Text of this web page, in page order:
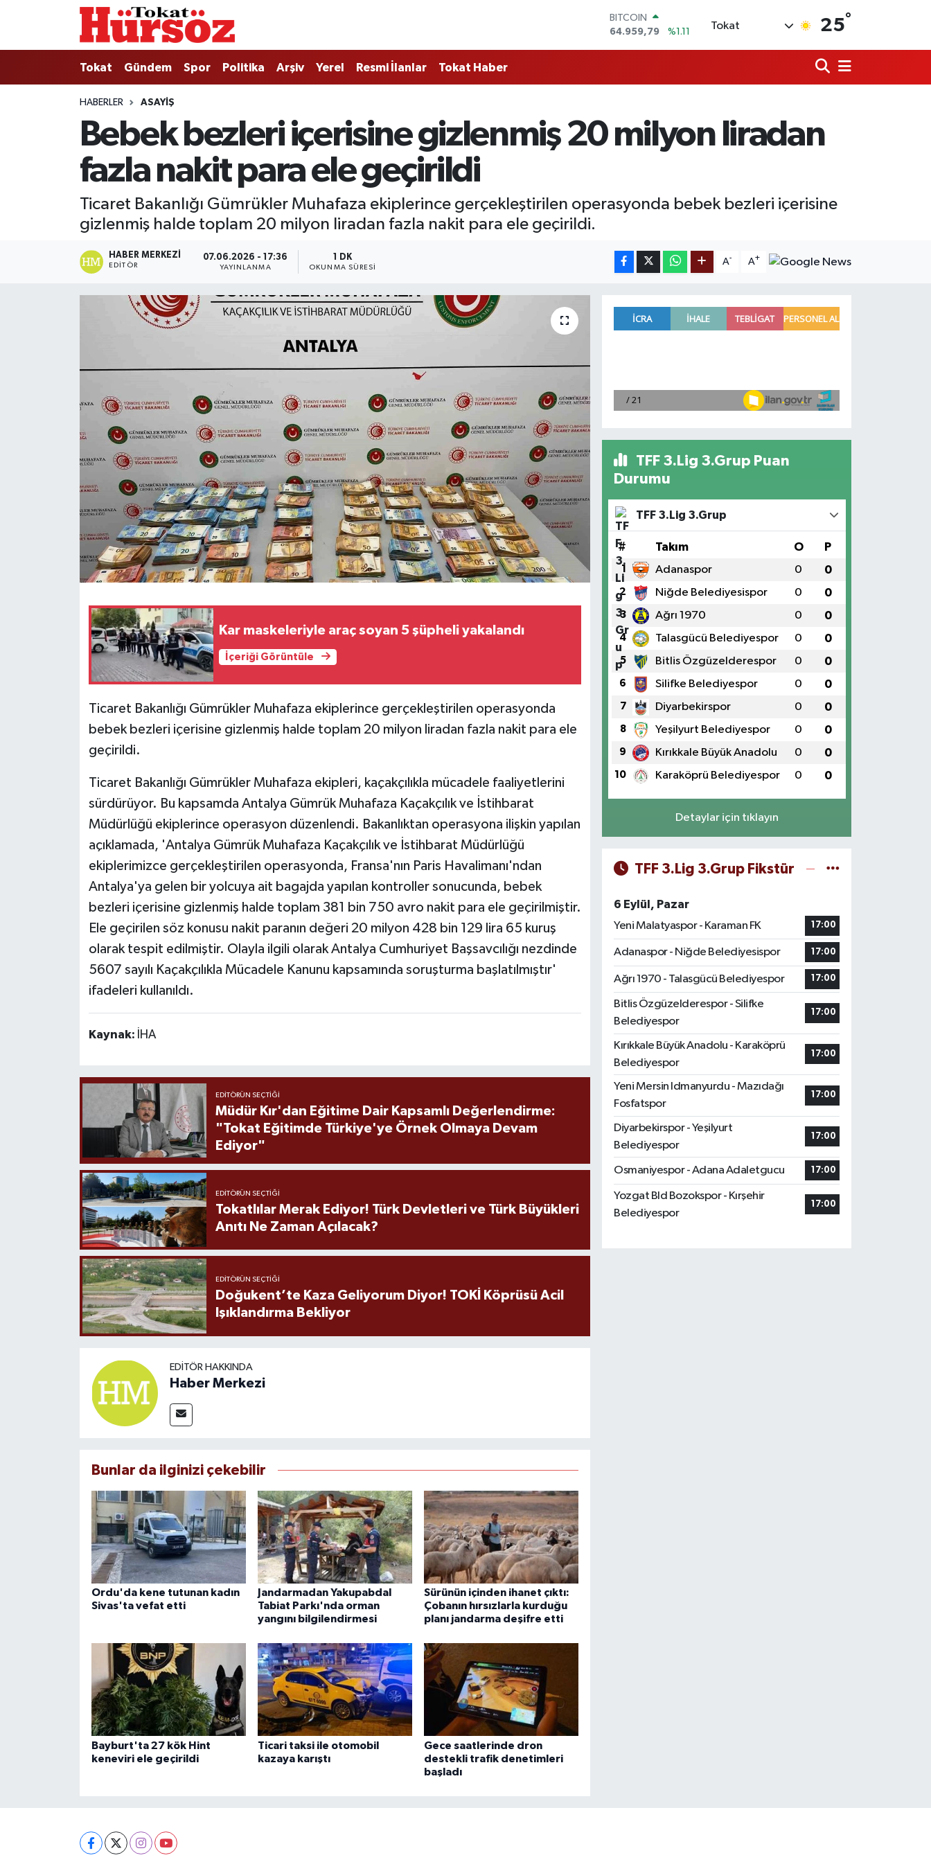
BITCOIN
64.959,79
%1.11
55,2510
%0.32
GRAM ALTIN
%0.03
Tokat 25°
Tokat Gündem Spor Politika Arşiv Yerel Resmi İlanlar Tokat Haber
HABERLER ASAYIŞ
Bebek bezleri içerisine gizlenmiş 20 milyon liradan
fazla nakit para ele geçirildi
Ticaret Bakanlığı Gümrükler Muhafaza ekiplerince gerçekleştirilen operasyonda bebek bezleri içerisine
gizlenmiş halde toplam 20 milyon liradan fazla nakit para ele geçirildi.
HABER MERKEZI
EDITÖR
07.06.2026 - 17:36
YAYINLANMA
1 DK
OKUNMA SÜRESI
A- A+
Kar maskeleriyle araç soyan 5 şüpheli yakalandı
İçeriği Görüntüle
Ticaret Bakanlığı Gümrükler Muhafaza ekiplerince gerçekleştirilen operasyonda
bebek bezleri içerisine gizlenmiş halde toplam 20 milyon liradan fazla nakit para ele
geçirildi.
Ticaret Bakanlığı Gümrükler Muhafaza ekipleri, kaçakçılıkla mücadele faaliyetlerini
sürdürüyor. Bu kapsamda Antalya Gümrük Muhafaza Kaçakçılık ve İstihbarat
Müdürlüğü ekiplerince operasyon düzenlendi. Bakanlıktan operasyona ilişkin yapılan
açıklamada, 'Antalya Gümrük Muhafaza Kaçakçılık ve İstihbarat Müdürlüğü
ekiplerimizce gerçekleştirilen operasyonda, Fransa'nın Paris Havalimanı'ndan
Antalya'ya gelen bir yolcuya ait bagajda yapılan kontroller sonucunda, bebek
bezleri içerisine gizlenmiş halde toplam 381 bin 750 avro nakit para ele geçirilmiştir.
Ele geçirilen söz konusu nakit paranın değeri 20 milyon 428 bin 129 lira 65 kuruş
olarak tespit edilmiştir. Olayla ilgili olarak Antalya Cumhuriyet Başsavcılığı nezdinde
5607 sayılı Kaçakçılıkla Mücadele Kanunu kapsamında soruşturma başlatılmıştır'
ifadeleri kullanıldı.
Kaynak: İHA
EDITÖRÜN SEÇTIĞI
Müdür Kır'dan Eğitime Dair Kapsamlı Değerlendirme:
"Tokat Eğitimde Türkiye'ye Örnek Olmaya Devam
Ediyor"
EDITÖRÜN SEÇTIĞI
Tokatlılar Merak Ediyor! Türk Devletleri ve Türk Büyükleri
Anıtı Ne Zaman Açılacak?
EDITÖRÜN SEÇTIĞI
Doğukent’te Kaza Geliyorum Diyor! TOKİ Köprüsü Acil
Işıklandırma Bekliyor
EDITÖR HAKKINDA
Haber Merkezi
Bunlar da ilginizi çekebilir
Ordu'da kene tutunan kadın
Sivas'ta vefat etti
Jandarmadan Yakupabdal
Tabiat Parkı'nda orman
yangını bilgilendirmesi
Sürünün içinden ihanet çıktı:
Çobanın hırsızlarla kurduğu
planı jandarma deşifre etti
Bayburt'ta 27 kök Hint
keneviri ele geçirildi
Ticari taksi ile otomobil
kazaya karıştı
Gece saatlerinde dron
destekli trafik denetimleri
başladı
TFF 3.Lig 3.Grup Puan
Durumu
TFF 3.Lig 3.Grup
# Takım O P
1 Adanaspor 0 0
2 Niğde Belediyesispor 0 0
3 Ağrı 1970 0 0
4 Talasgücü Belediyespor 0 0
5 Bitlis Özgüzelderespor 0 0
6 Silifke Belediyespor 0 0
7 Diyarbekirspor 0 0
8 Yeşilyurt Belediyespor 0 0
9 Kırıkkale Büyük Anadolu 0 0
10 Karaköprü Belediyespor 0 0
Detaylar için tıklayın
TFF 3.Lig 3.Grup Fikstür
6 Eylül, Pazar
Yeni Malatyaspor - Karaman FK
17:00
Adanaspor - Niğde Belediyesispor 17:00
Ağrı 1970 - Talasgücü Belediyespor 17:00
Bitlis Özgüzelderespor - Silifke
Belediyespor
17:00
Kırıkkale Büyük Anadolu - Karaköprü
Belediyespor
17:00
Yeni Mersin Idmanyurdu - Mazıdağı
Fosfatspor
17:00
Diyarbekirspor - Yeşilyurt
Belediyespor
17:00
Osmaniyespor - Adana Adaletgucu 17:00
Yozgat Bld Bozokspor - Kırşehir
Belediyespor
17:00
Tokat
Türkiye Gündemi
Gündem
Politika
Tokat Spor
Tokat Haber
Nöbetçi Eczaneler
Hava Durumu
Tokat Namaz Vakitleri
Trafik Durumu
Tüm Manşetler
Son Dakika Haberleri